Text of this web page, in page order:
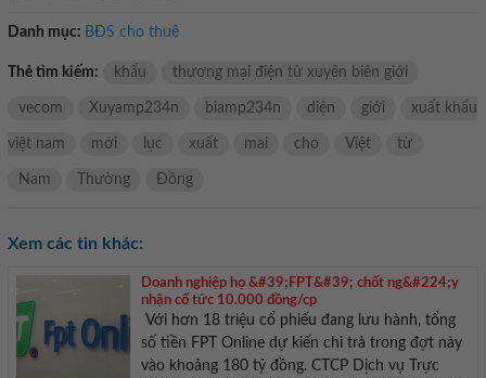
Danh mục: BĐS cho thuê
Thẻ tìm kiếm: khẩu thương mại điện tử xuyên biên giới
vecom Xuyamp234n biamp234n diện giới xuất khẩu
việt nam mới lục xuất mai cho Việt từ
Nam Thường Đồng
Xem các tin khác:
Doanh nghiệp họ &#39;FPT&#39; chốt ng&#224;y
nhận cổ tức 10.000 đồng/cp
Với hơn 18 triệu cổ phiếu đang lưu hành, tổng
số tiền FPT Online dự kiến chi trả trong đợt này
vào khoảng 180 tỷ đồng. CTCP Dịch vụ Trực